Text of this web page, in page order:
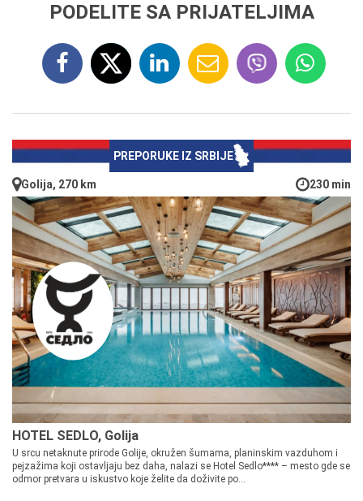
PODELITE SA PRIJATELJIMA
PREPORUKE IZ SRBIJE
Golija, 270 km 230 min
HOTEL SEDLO, Golija
U srcu netaknute prirode Golije, okružen šumama, planinskim vazduhom i
pejzažima koji ostavljaju bez daha, nalazi se Hotel Sedlo**** – mesto gde se
odmor pretvara u iskustvo koje želite da doživite po...